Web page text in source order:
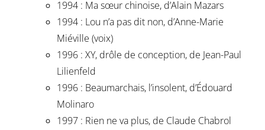
1994 : Ma sœur chinoise, d’Alain Mazars
1994 : Lou n’a pas dit non, d’Anne-Marie
Miéville (voix)
1996 : XY, drôle de conception, de Jean-Paul
Lilienfeld
1996 : Beaumarchais, l’insolent, d’Édouard
Molinaro
1997 : Rien ne va plus, de Claude Chabrol